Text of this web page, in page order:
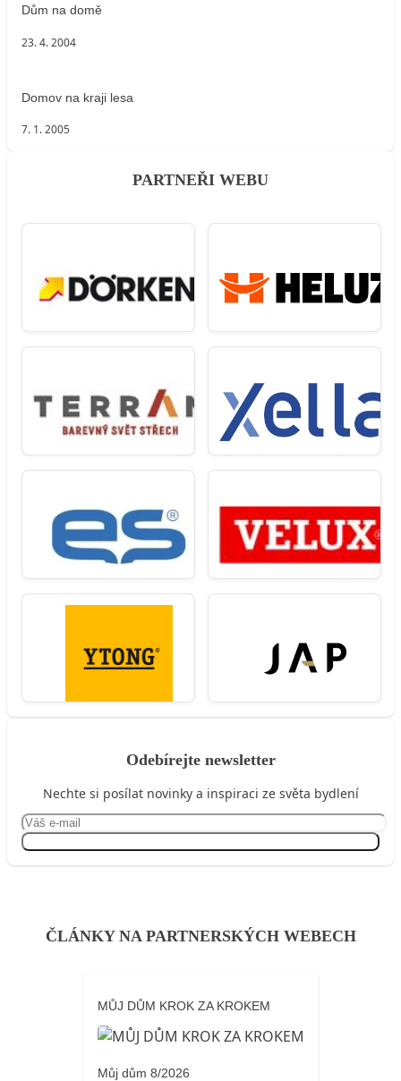
Dům na domě
23. 4. 2004
Domov na kraji lesa
7. 1. 2005
PARTNEŘI WEBU
Odebírejte newsletter
Nechte si posílat novinky a inspiraci ze světa bydlení
ČLÁNKY NA PARTNERSKÝCH WEBECH
MŮJ DŮM KROK ZA KROKEM
Můj dům 8/2026